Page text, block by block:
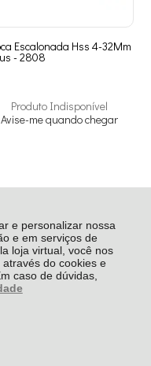
e personalizar nossa
e em serviços de
loja virtual, você nos
do cookies e
caso de dúvidas,
Escalonada Hss 4-32Mm
- 2808
Produto Indisponível
Avise-me quando chegar